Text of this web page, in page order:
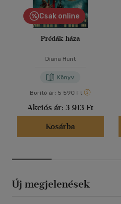
Csak online
Prédák háza
Diana Hunt
Könyv
Borító ár: 5 590 Ft
Akciós ár: 3 913 Ft
Kosárba
Új megjelenések